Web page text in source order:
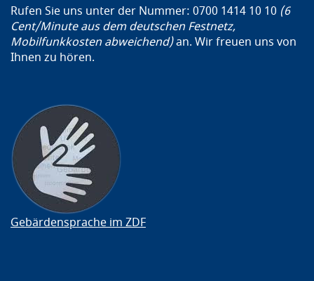
Rufen Sie uns unter der Nummer: 0700 1414 10 10 (6
Cent/Minute aus dem deutschen Festnetz,
Mobilfunkkosten abweichend)an. Wir freuen uns von
Ihnen zu hören.
Gebärdensprache im ZDF